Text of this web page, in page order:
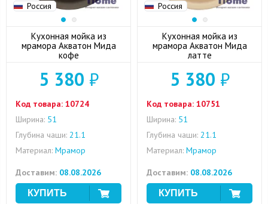
Россия
Кухонная мойка из
мрамора Акватон Мида
кофе
5 380 ₽
Код товара: 10724
Ширина: 51
Глубина чаши: 21.1
Материал: Мрамор
Доставим: 08.08.2026
Россия
Кухонная мойка из
мрамора Акватон Мида
латте
5 380 ₽
Код товара: 10751
Ширина: 51
Глубина чаши: 21.1
Материал: Мрамор
Доставим: 08.08.2026